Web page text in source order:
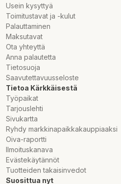
Usein kysyttyä
Toimitustavat ja -kulut
Palauttaminen
Maksutavat
Ota yhteyttä
Anna palautetta
Tietosuoja
Saavutettavuusseloste
Tietoa Kärkkäisestä
Työpaikat
Tarjouslehti
Sivukartta
Ryhdy markkinapaikkakauppiaaksi
Oiva-raportti
Ilmoituskanava
Evästekäytännöt
Tuotteiden takaisinvedot
Suosittua nyt